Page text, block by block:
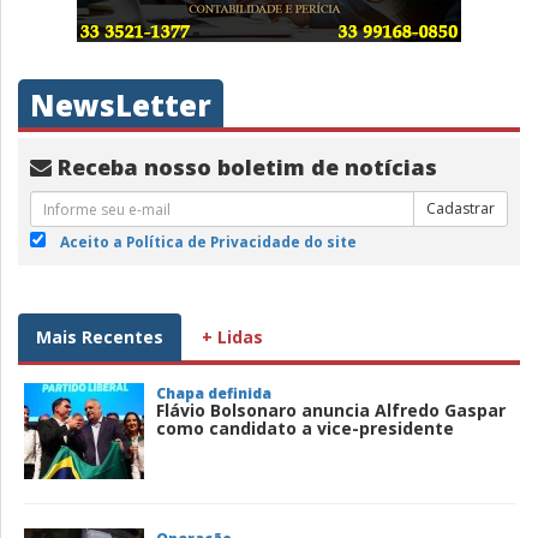
NewsLetter
Receba nosso boletim de notícias
Cadastrar
Aceito a Política de Privacidade do site
Mais Recentes + Lidas
Chapa definida
Flávio Bolsonaro anuncia Alfredo Gaspar
como candidato a vice-presidente